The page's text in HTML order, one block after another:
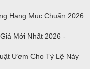
Hạng Mục Chuẩn 2026
Mới Nhất 2026 -
Ươm Cho Tỷ Lệ Nảy